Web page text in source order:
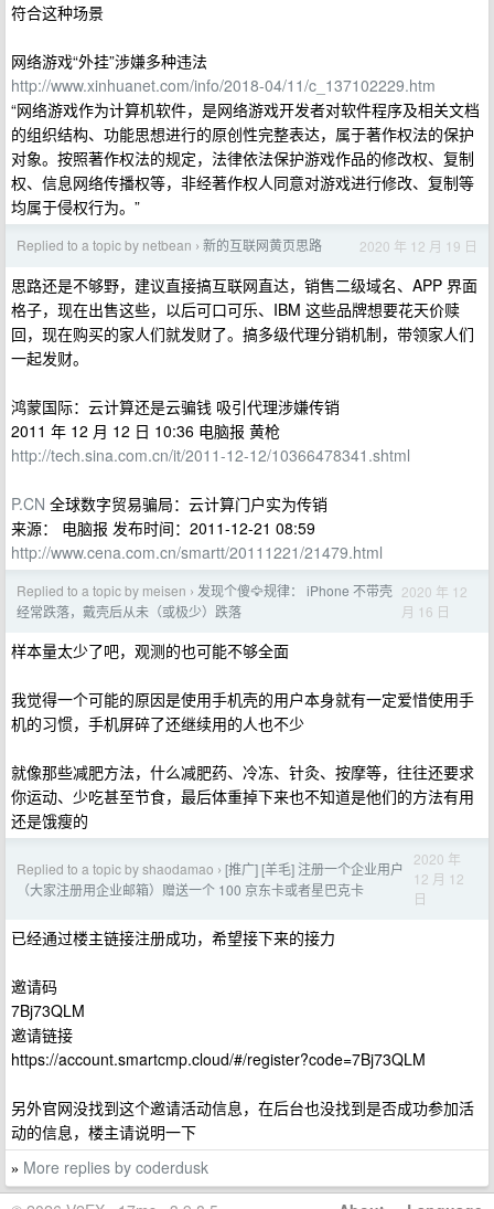
符合这种场景
网络游戏“外挂”涉嫌多种违法
http://www.xinhuanet.com/info/2018-04/11/c_137102229.htm
“网络游戏作为计算机软件，是网络游戏开发者对软件程序及相关文档
的组织结构、功能思想进行的原创性完整表达，属于著作权法的保护
对象。按照著作权法的规定，法律依法保护游戏作品的修改权、复制
权、信息网络传播权等，非经著作权人同意对游戏进行修改、复制等
均属于侵权行为。”
Replied to a topic by netbean › 新的互联网黄页思路 2020 年 12 月 19 日
思路还是不够野，建议直接搞互联网直达，销售二级域名、APP 界面
格子，现在出售这些，以后可口可乐、IBM 这些品牌想要花天价赎
回，现在购买的家人们就发财了。搞多级代理分销机制，带领家人们
一起发财。
鸿蒙国际：云计算还是云骗钱 吸引代理涉嫌传销
2011 年 12 月 12 日 10:36 电脑报 黄枪
http://tech.sina.com.cn/it/2011-12-12/10366478341.shtml
P.CN 全球数字贸易骗局：云计算门户实为传销
来源： 电脑报 发布时间：2011-12-21 08:59
http://www.cena.com.cn/smartt/20111221/21479.html
Replied to a topic by meisen › 发现个傻🦅规律： iPhone 不带壳
经常跌落，戴壳后从未（或极少）跌落
2020 年 12
月 16 日
样本量太少了吧，观测的也可能不够全面
我觉得一个可能的原因是使用手机壳的用户本身就有一定爱惜使用手
机的习惯，手机屏碎了还继续用的人也不少
就像那些减肥方法，什么减肥药、冷冻、针灸、按摩等，往往还要求
你运动、少吃甚至节食，最后体重掉下来也不知道是他们的方法有用
还是饿瘦的
Replied to a topic by shaodamao › [推广] [羊毛] 注册一个企业用户
（大家注册用企业邮箱）赠送一个 100 京东卡或者星巴克卡
2020 年
12 月 12
日
已经通过楼主链接注册成功，希望接下来的接力
邀请码
7Bj73QLM
邀请链接
https://account.smartcmp.cloud/#/register?code=7Bj73QLM
另外官网没找到这个邀请活动信息，在后台也没找到是否成功参加活
动的信息，楼主请说明一下
» More replies by coderdusk